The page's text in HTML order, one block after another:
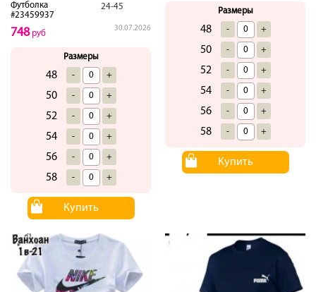
Футболка
#23459937
24-45
30.07.2026
748руб
Размеры
48 - +
50 - +
52 - +
54 - +
56 - +
58 - +
Купить
Размеры
48 - +
50 - +
52 - +
54 - +
56 - +
58 - +
Купить